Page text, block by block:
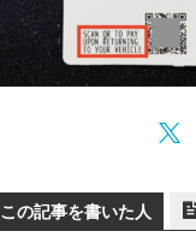
この記事を書いた人